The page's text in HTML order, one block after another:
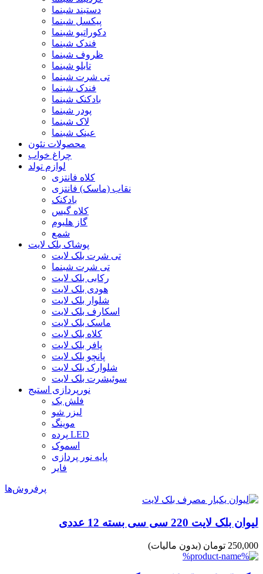
دستبند شبنما
پیکسل شبنما
دکوراتیو شبنما
فندک شبنما
ظروف شبنما
تابلو شبنما
تی شرت شبنما
فندک شبنما
بادکنک شبنما
پودر شبنما
لاک شبنما
عینک شبنما
محصولات نئون
چراغ خواب
لوازم تولد
کلاه فانتزی
نقاب (ماسک) فانتزی
بادکنک
کلاه گیس
گاز هلیوم
شمع
پوشاک بلک لایت
تی شرت بلک لایت
تی شرت شبنما
رکابی بلک لایت
هودی بلک لایت
شلوار بلک لایت
اسکارف بلک لایت
ماسک بلک لایت
کلاه بلک لایت
پافر بلک لایت
پانچو بلک لایت
شلوارک بلک لایت
سوئیشرت بلک لایت
نورپردازی استیج
فلش بک
لیزر شو
موینگ
پرده LED
اسموک
پایه نور پردازی
فایر
پرفروش‌ها
لیوان بلک لایت 220 سی سی بسته 12 عددی
250,000 تومان (بدون مالیات)